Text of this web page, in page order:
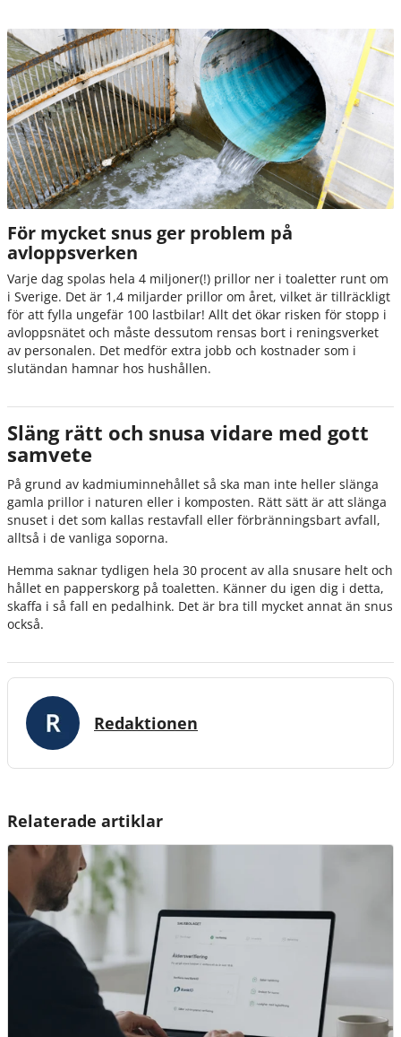
För mycket snus ger problem på
avloppsverken
Varje dag spolas hela 4 miljoner(!) prillor ner i toaletter runt om
i Sverige. Det är 1,4 miljarder prillor om året, vilket är tillräckligt
för att fylla ungefär 100 lastbilar! Allt det ökar risken för stopp i
avloppsnätet och måste dessutom rensas bort i reningsverket
av personalen. Det medför extra jobb och kostnader som i
slutändan hamnar hos hushållen.
Släng rätt och snusa vidare med gott
samvete
På grund av kadmiuminnehållet så ska man inte heller slänga
gamla prillor i naturen eller i komposten. Rätt sätt är att slänga
snuset i det som kallas restavfall eller förbränningsbart avfall,
alltså i de vanliga soporna.
Hemma saknar tydligen hela 30 procent av alla snusare helt och
hållet en papperskorg på toaletten. Känner du igen dig i detta,
skaffa i så fall en pedalhink. Det är bra till mycket annat än snus
också.
Redaktionen
Relaterade artiklar